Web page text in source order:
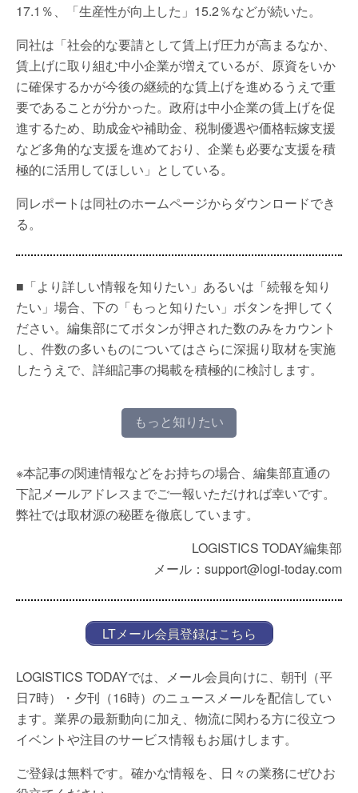
17.1％、「生産性が向上した」15.2％などが続いた。
同社は「社会的な要請として賃上げ圧力が高まるなか、
賃上げに取り組む中小企業が増えているが、原資をいか
に確保するかが今後の継続的な賃上げを進めるうえで重
要であることが分かった。政府は中小企業の賃上げを促
進するため、助成金や補助金、税制優遇や価格転嫁支援
など多角的な支援を進めており、企業も必要な支援を積
極的に活用してほしい」としている。
同レポートは同社のホームページからダウンロードでき
る。
■「より詳しい情報を知りたい」あるいは「続報を知り
たい」場合、下の「もっと知りたい」ボタンを押してく
ださい。編集部にてボタンが押された数のみをカウント
し、件数の多いものについてはさらに深掘り取材を実施
したうえで、詳細記事の掲載を積極的に検討します。
もっと知りたい
※本記事の関連情報などをお持ちの場合、編集部直通の
下記メールアドレスまでご一報いただければ幸いです。
弊社では取材源の秘匿を徹底しています。
LOGISTICS TODAY編集部
メール：support@logi-today.com
LTメール会員登録はこちら
LOGISTICS TODAYでは、メール会員向けに、朝刊（平
日7時）・夕刊（16時）のニュースメールを配信してい
ます。業界の最新動向に加え、物流に関わる方に役立つ
イベントや注目のサービス情報もお届けします。
ご登録は無料です。確かな情報を、日々の業務にぜひお